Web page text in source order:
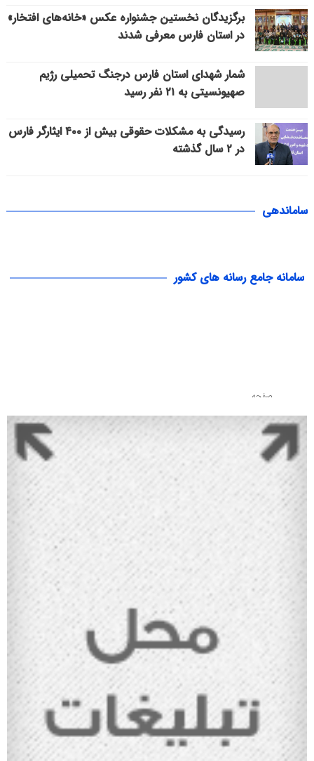
برگزیدگان نخستین جشنواره عکس «خانه‌های افتخار»
در استان فارس معرفی شدند
شمار شهدای استان فارس درجنگ تحمیلی رژیم
صهیونسیتی به ۲۱ نفر رسید
رسیدگی به مشکلات حقوقی بیش از ۴۰۰ ایثارگر فارس
در ۲ سال گذشته
ساماندهی
سامانه جامع رسانه های کشور